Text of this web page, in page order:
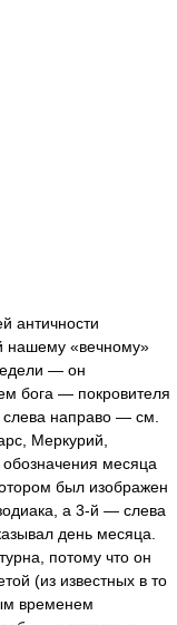
античности
нашему «вечному»
— он
бога — покровителя
слева направо — см.
Меркурий,
месяца
был изображен
а 3-й — слева
день месяца.
потому что он
(из известных в то
временем